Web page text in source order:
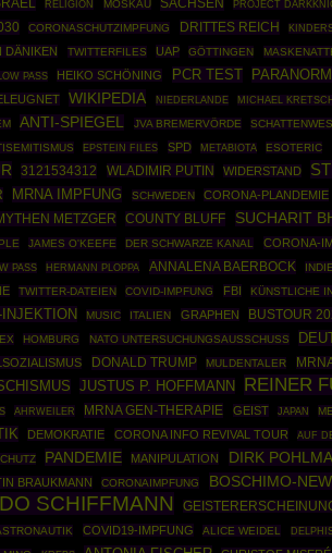
RELIGION MOSKAU SACHSEN PROJECT
CORONASCHUTZIMPFUNG DRITTES REICH
DÄNIKEN TWITTERFILES UAP GÖTTINGEN
PASS HEIKO SCHÖNING PCR TEST
WIKIPEDIA NIEDERLANDE MICHAEL
ANTI-SPIEGEL JVA BREMERVÖRDE
EPSTEIN FILES SPD METABIOTA ESOTERIC
3121534312 WLADIMIR PUTIN WIDERSTAND
MRNA IMPFUNG SCHWEDEN CORONA-PLANDEMIE
METZGER COUNTY BLUFF SUCHARIT
JAMES O'KEEFE DER SCHWARZE KANAL CORONA-
PASS HERMANN PLOPPA ANNALENA BAERBOCK
TWITTER-DATEIEN COVID-IMPFUNG FBI KÜNSTLICHE
INJEKTION MUSIC ITALIEN GRAPHEN BUSTOUR
HOMBURG NATO UNTERSUCHUNGSAUSSCHUSS
DONALD TRUMP MULDENTALER
JUSTUS P. HOFFMANN REINER
AHRWEILER MRNA GEN-THERAPIE GEIST JAPAN
DEMOKRATIE CORONA INFO REVIVAL TOUR AUF
PANDEMIE MANIPULATION DIRK
BRAUKMANN CORONAIMPFUNG BOSCHIMO-
SCHIFFMANN
COVID19-IMPFUNG ALICE WEIDEL